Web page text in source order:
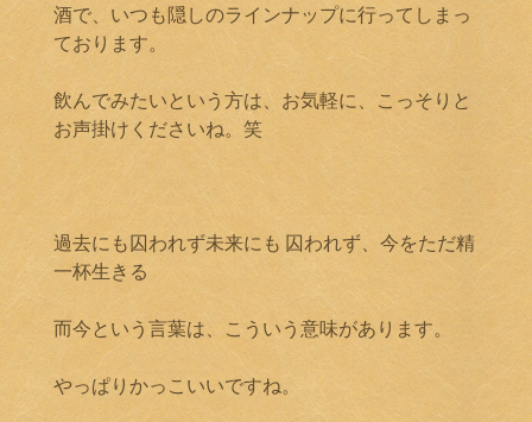
酒で、いつも隠しのラインナップに行ってしまっ
ております。
飲んでみたいという方は、お気軽に、こっそりと
お声掛けくださいね。笑
過去にも囚われず未来にも 囚われず、今をただ精
一杯生きる
而今という言葉は、こういう意味があります。
やっぱりかっこいいですね。